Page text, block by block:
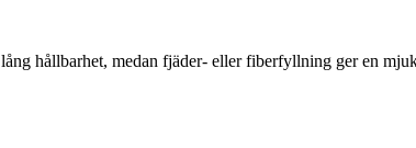
hållbarhet, medan fjäder- eller fiberfyllning ger en